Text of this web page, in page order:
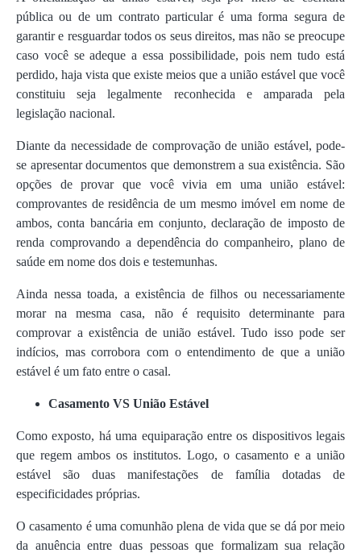
pública ou de um contrato particular é uma forma segura de
garantir e resguardar todos os seus direitos, mas não se preocupe
caso você se adeque a essa possibilidade, pois nem tudo está
perdido, haja vista que existe meios que a união estável que você
constituiu seja legalmente reconhecida e amparada pela
legislação nacional.
Diante da necessidade de comprovação de união estável, pode-
se apresentar documentos que demonstrem a sua existência. São
opções de provar que você vivia em uma união estável:
comprovantes de residência de um mesmo imóvel em nome de
ambos, conta bancária em conjunto, declaração de imposto de
renda comprovando a dependência do companheiro, plano de
saúde em nome dos dois e testemunhas.
Ainda nessa toada, a existência de filhos ou necessariamente
morar na mesma casa, não é requisito determinante para
comprovar a existência de união estável. Tudo isso pode ser
indícios, mas corrobora com o entendimento de que a união
estável é um fato entre o casal.
Casamento VS União Estável
Como exposto, há uma equiparação entre os dispositivos legais
que regem ambos os institutos. Logo, o casamento e a união
estável são duas manifestações de família dotadas de
especificidades próprias.
O casamento é uma comunhão plena de vida que se dá por meio
da anuência entre duas pessoas que formalizam sua relação